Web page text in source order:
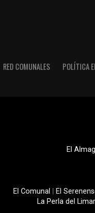
RED COMUNALES POLÍTICA
El
El Comunal El
La Perla del